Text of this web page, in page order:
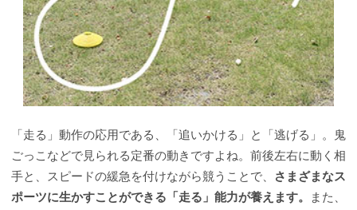
「走る」動作の応用である、「追いかける」と「逃げる」。鬼
ごっこなどで見られる定番の動きですよね。前後左右に動く相
手と、スピードの緩急を付けながら競うことで、
さまざまなス
ポーツに生かすことができる「走る」能力が養えます。
また、